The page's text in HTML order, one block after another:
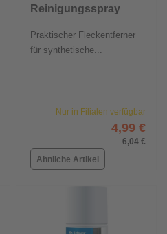
Reinigungsspray
100 ml
Praktischer Fleckentferner
für synthetische...
Nur in Filialen verfügbar
4,99 €
6,04 €
Ähnliche Artikel